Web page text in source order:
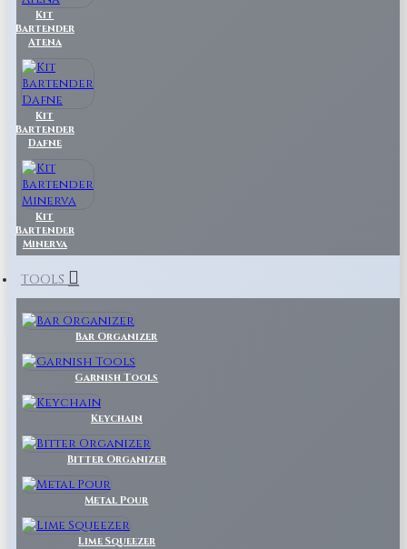
Kit
Bartender
Atena
Kit
Bartender
Dafne
Kit
Bartender
Minerva
TOOLS
Bar Organizer
Garnish Tools
Keychain
Bitter Organizer
Metal Pour
Lime Squeezer